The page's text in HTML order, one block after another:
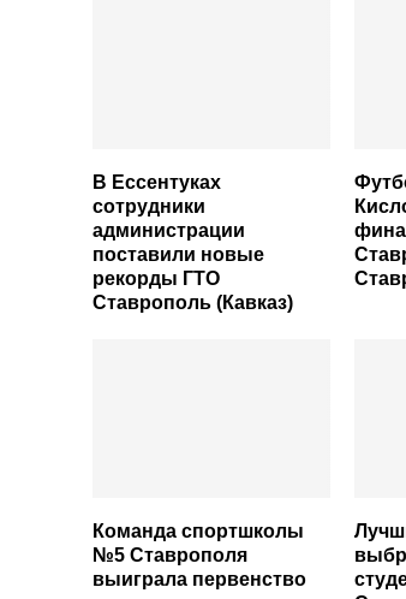
В Ессентуках
сотрудники
администрации
поставили новые
рекорды ГТО
Ставрополь (Кавказ)
Команда спортшколы
№5 Ставрополя
выиграла первенство